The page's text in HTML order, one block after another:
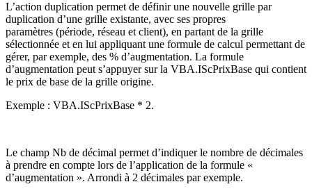
L’action duplication permet de définir une nouvelle grille par
duplication d’une grille existante, avec ses propres
paramètres (période, réseau et client), en partant de la grille
sélectionnée et en lui appliquant une formule de calcul permettant de
gérer, par exemple, des % d’augmentation. La formule
d’augmentation peut s’appuyer sur la VBA.IScPrixBase qui contient
le prix de base de la grille origine.
Exemple : VBA.IScPrixBase * 2.
Le champ Nb de décimal permet d’indiquer le nombre de décimales
à prendre en compte lors de l’application de la formule «
d’augmentation ». Arrondi à 2 décimales par exemple.